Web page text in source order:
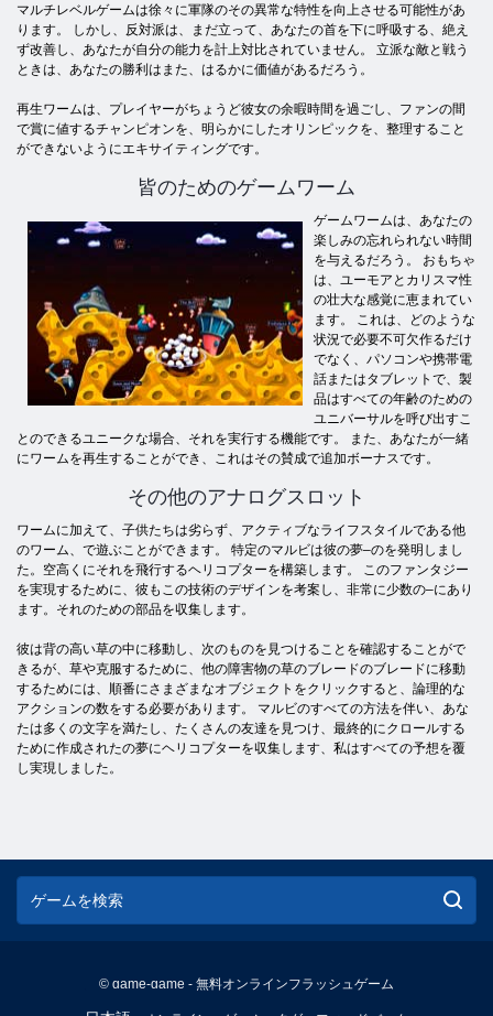
マルチレベルゲームは徐々に軍隊のその異常な特性を向上させる可能性があ
ります。 しかし、反対派は、まだ立って、あなたの首を下に呼吸する、絶え
ず改善し、あなたが自分の能力を計上対比されていません。 立派な敵と戦う
ときは、あなたの勝利はまた、はるかに価値があるだろう。
再生ワームは、プレイヤーがちょうど彼女の余暇時間を過ごし、ファンの間
で賞に値するチャンピオンを、明らかにしたオリンピックを、整理すること
ができないようにエキサイティングです。
皆のためのゲームワーム
ゲームワームは、あなたの
楽しみの忘れられない時間
を与えるだろう。 おもちゃ
は、ユーモアとカリスマ性
の壮大な感覚に恵まれてい
ます。 これは、どのような
状況で必要不可欠作るだけ
でなく、パソコンや携帯電
話またはタブレットで、製
品はすべての年齢のための
ユニバーサルを呼び出すこ
とのできるユニークな場合、それを実行する機能です。 また、あなたが一緒
にワームを再生することができ、これはその賛成で追加ボーナスです。
その他のアナログスロット
ワームに加えて、子供たちは劣らず、アクティブなライフスタイルである他
のワーム、で遊ぶことができます。 特定のマルビは彼の夢–のを発明しまし
た。空高くにそれを飛行するヘリコプターを構築します。 このファンタジー
を実現するために、彼もこの技術のデザインを考案し、非常に少数の–にあり
ます。それのための部品を収集します。
彼は背の高い草の中に移動し、次のものを見つけることを確認することがで
きるが、草や克服するために、他の障害物の草のブレードのブレードに移動
するためには、順番にさまざまなオブジェクトをクリックすると、論理的な
アクションの数をする必要があります。 マルビのすべての方法を伴い、あな
たは多くの文字を満たし、たくさんの友達を見つけ、最終的にクロールする
ために作成されたの夢にヘリコプターを収集します、私はすべての予想を覆
し実現しました。
© game-game - 無料オンラインフラッシュゲーム
English